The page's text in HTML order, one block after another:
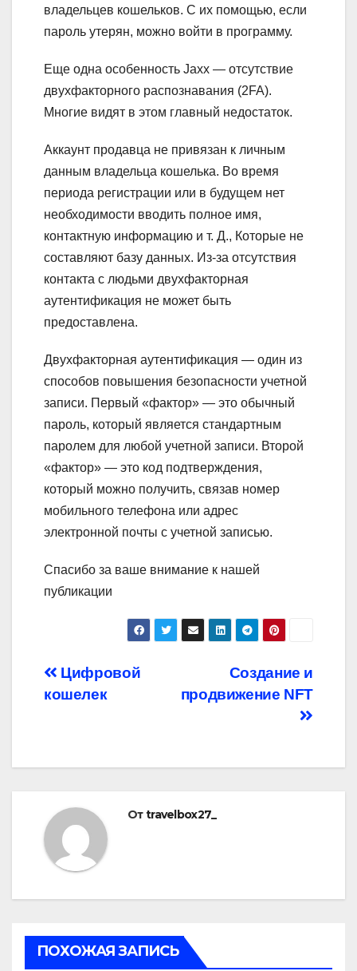
владельцев кошельков. С их помощью, если
пароль утерян, можно войти в программу.
Еще одна особенность Jaxx — отсутствие
двухфакторного распознавания (2FA).
Многие видят в этом главный недостаток.
Аккаунт продавца не привязан к личным
данным владельца кошелька. Во время
периода регистрации или в будущем нет
необходимости вводить полное имя,
контактную информацию и т. Д., Которые не
составляют базу данных. Из-за отсутствия
контакта с людьми двухфакторная
аутентификация не может быть
предоставлена.
Двухфакторная аутентификация — один из
способов повышения безопасности учетной
записи. Первый «фактор» — это обычный
пароль, который является стандартным
паролем для любой учетной записи. Второй
«фактор» — это код подтверждения,
который можно получить, связав номер
мобильного телефона или адрес
электронной почты с учетной записью.
Спасибо за ваше внимание к нашей
публикации
Навигация
Создание и
продвижение NFT
Цифровой
кошелек
Отtravelbox27_
ПОХОЖАЯ ЗАПИСЬ